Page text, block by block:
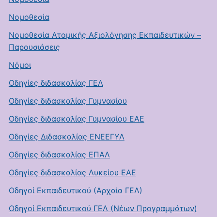
Νομοθεσία
Νομοθεσία Ατομικής Αξιολόγησης Εκπαιδευτικών –
Παρουσιάσεις
Νόμοι
Οδηγίες διδασκαλίας ΓΕΛ
Οδηγίες διδασκαλίας Γυμνασίου
Οδηγίες διδασκαλίας Γυμνασίου ΕΑΕ
Οδηγίες Διδασκαλίας ΕΝΕΕΓΥΛ
Οδηγίες διδασκαλίας ΕΠΑΛ
Οδηγίες διδασκαλίας Λυκείου ΕΑΕ
Οδηγοί Εκπαιδευτικού (Αρχαία ΓΕΛ)
Οδηγοί Εκπαιδευτικού ΓΕΛ (Νέων Προγραμμάτων)